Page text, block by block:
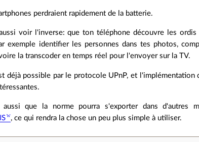
perdraient rapidement de la batterie.
voir l'inverse: que ton téléphone découvre les
exemple identifier les personnes dans tes photos,
la transcoder en temps réel pour l'envoyer sur la TV.
déjà possible par le protocole UPnP, et
aussi que la norme pourra s'exporter dans d'autres
, ce qui rendra la chose un peu plus simple à utiliser.